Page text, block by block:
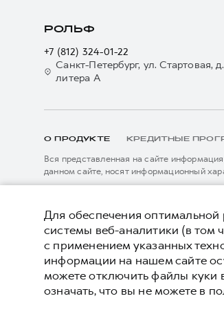
РОЛЬФ
+7 (812) 324-01-22
Санкт-Петербург, ул. Стартовая,
литера А
О ПРОДУКТЕ КРЕДИТНЫЕ
Вся представленная на сайте
данном сайте, носят информационный
подробной информации просьба
© 2026 ООО «Грейт Волл Мотор
© 2026 АО «РОЛЬФ»
Для обеспечения оптимальной
системы веб-аналитики (в том
с применением указанных
информации на нашем сайте
можете отключить файлы куки
означать, что вы не можете в